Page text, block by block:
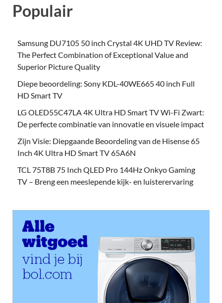
Populair
Samsung DU7105 50 inch Crystal 4K UHD TV Review:
The Perfect Combination of Exceptional Value and
Superior Picture Quality
Diepe beoordeling: Sony KDL-40WE665 40 inch Full
HD Smart TV
LG OLED55C47LA 4K Ultra HD Smart TV Wi-Fi Zwart:
De perfecte combinatie van innovatie en visuele impact
Zijn Visie: Diepgaande Beoordeling van de Hisense 65
Inch 4K Ultra HD Smart TV 65A6N
TCL 75T8B 75 Inch QLED Pro 144Hz Onkyo Gaming
TV – Breng een meeslepende kijk- en luisterervaring